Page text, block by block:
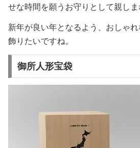
せな時間を願うお守りとして親しま
新年が良い年となるよう、おしゃ
飾りたいですね。
御所人形宝袋